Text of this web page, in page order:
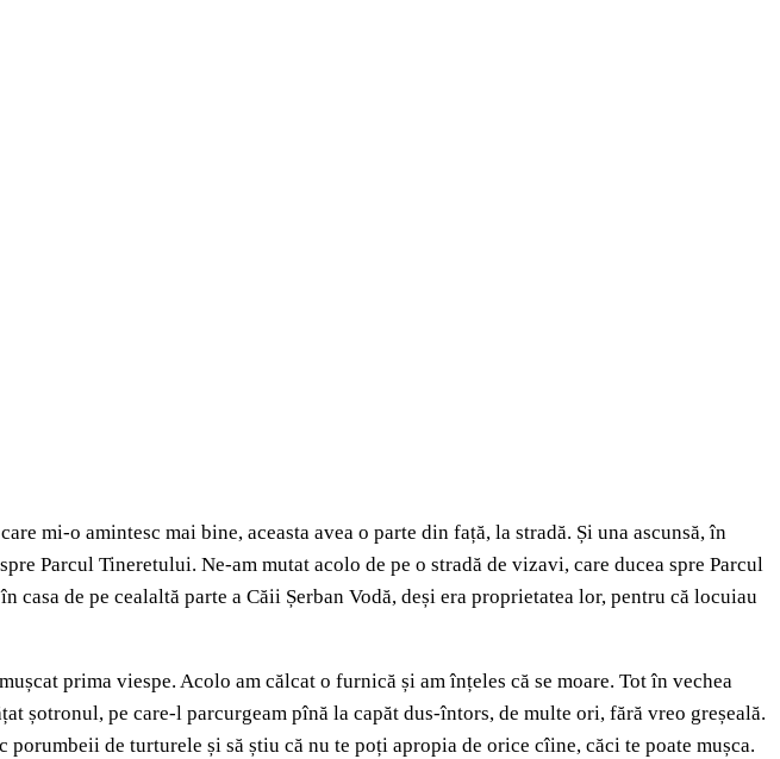
mi-o amintesc mai bine, aceasta avea o parte din față, la stradă. Și una ascunsă, în
Parcul Tineretului. Ne-am mutat acolo de pe o stradă de vizavi, care ducea spre Parcul
de pe cealaltă parte a Căii Șerban Vodă, deși era proprietatea lor, pentru că locuiau
prima viespe. Acolo am călcat o furnică și am înțeles că se moare. Tot în vechea
șotronul, pe care-l parcurgeam pînă la capăt dus-întors, de multe ori, fără vreo greșeală.
de turturele și să știu că nu te poți apropia de orice cîine, căci te poate mușca.